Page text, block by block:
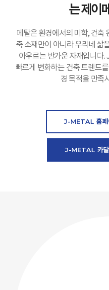
는 제이
메탈은 환경에서의 미학, 건축
축 소재만이 아니라 우리네 삶
아우르는 반가운 자재입니다.
빠르게 변화하는 건축 트렌드
경 목적을 만족
J-METAL 홈페
J-METAL 카달